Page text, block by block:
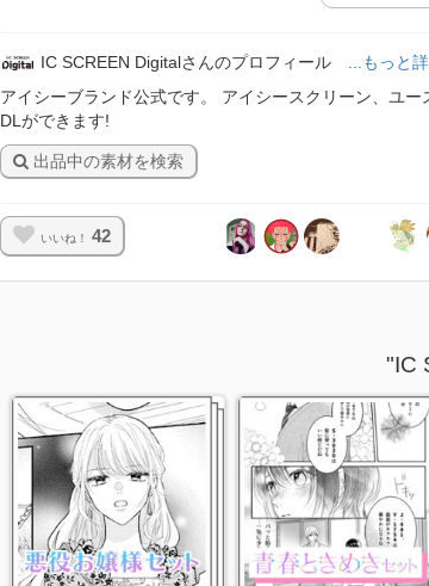
IC SCREEN Digitalさんのプロフィール
...もっと
アイシーブランド公式です。 アイシースクリーン、ユ
DLができます!
出品中の素材を検索
いいね！ 42
"IC